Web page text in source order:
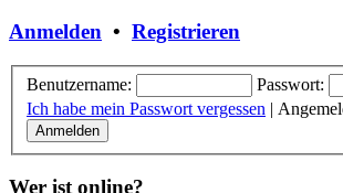
Anmelden • Registrieren
Benutzername:
Passwort:
Ich habe mein Passwort vergessen |
Wer ist online?